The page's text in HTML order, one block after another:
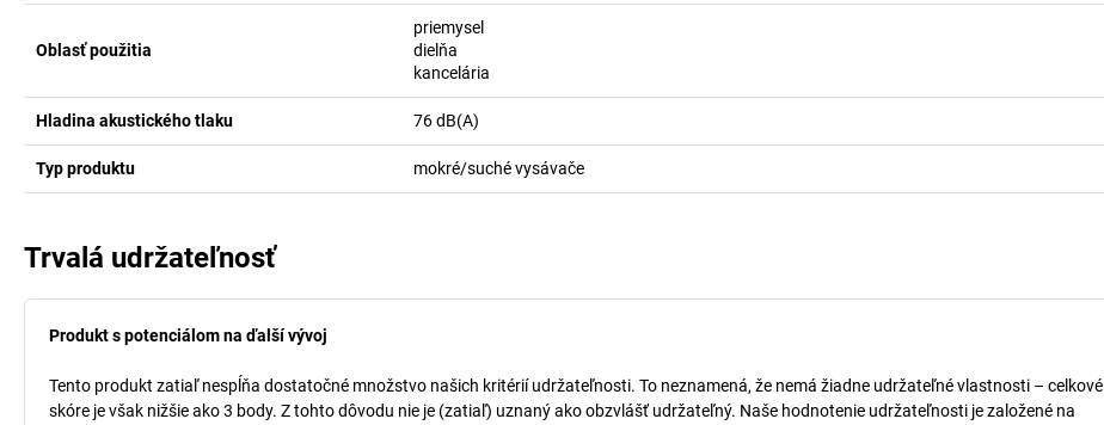
Oblasť použitia
priemysel
dielňa
kancelária
Hladina akustického tlaku 76dB(A)
Typ produktu mokré/suché vysávače
Trvalá udržateľnosť
Produkt s potenciálom na ďalší vývoj
Tento produkt zatiaľ nespĺňa dostatočné množstvo našich kritérií udržateľnosti. To neznamená, že nemá žiadne udržateľné vlastnosti – celkové
skóre je však nižšie ako 3 body. Z tohto dôvodu nie je (zatiaľ) uznaný ako obzvlášť udržateľný. Naše hodnotenie udržateľnosti je založené na